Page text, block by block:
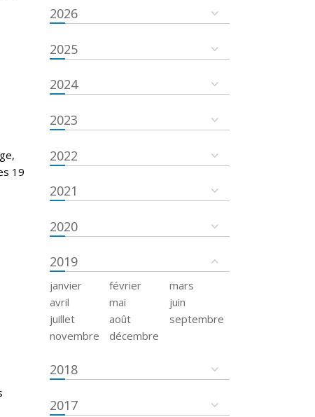
19
2026
2025
2024
2023
2022
2021
2020
2019
janvier février
mars
avril
mai
juin
juillet
août
septembre
novembre
décembre
2018
2017